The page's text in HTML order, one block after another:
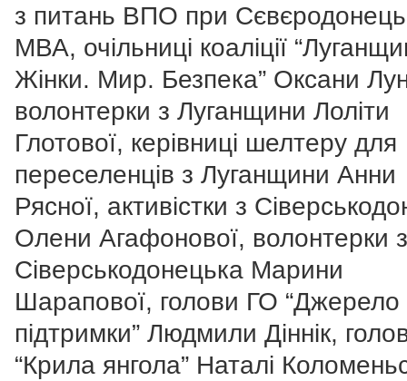
з питань ВПО при
МВА, очільниці коаліції
Жінки. Мир. Безпека” Оксани
волонтерки з Луганщини Лоліти
Глотової, керівниці шелтеру для
переселенців з Луганщини Анни
Рясної, активістки з
Олени Агафонової, волонтерки з
Сіверськодонецька Марини
Шарапової, голови ГО “Джерело
підтримки” Людмили Діннік,
“Крила янгола” Наталі